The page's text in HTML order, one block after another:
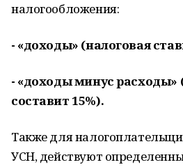
налогообложения:
- «доходы» (налоговая
- «доходы минус расходы»
составит 15%).
Также для
УСН, действуют